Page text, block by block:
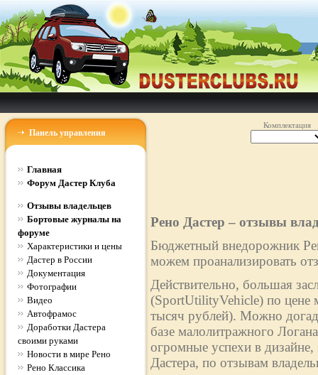
Панель управления
Главная
Форум Дастер Клуба
Отзывы владельцев
Бортовые журналы на
форуме
Характеристики и цены
Дастер в России
Документация
Фотографии
Видео
Автофрамос
Доработки Дастера
своими руками
Новости в мире Рено
Рено Классика
Комплектация
Рено Дастер – отзывы
Бюджетный внедорожник
можем проанализировать
Действительно, большая
(SportUtilityVehicle) по цене
тысяч рублей). Можно
базе малолитражного
огромные успехи в
Дастера, по отзывам